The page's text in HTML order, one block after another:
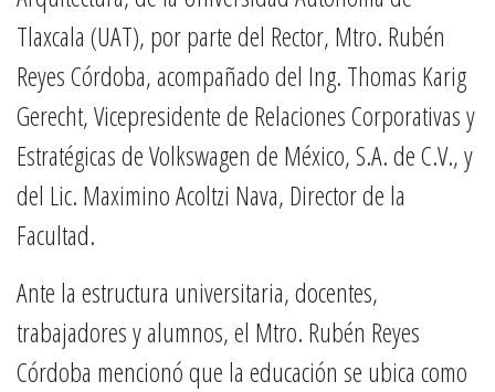
Tlaxcala (UAT), por parte del Rector, Mtro. Rubén
Reyes Córdoba, acompañado del Ing. Thomas Karig
Gerecht, Vicepresidente de Relaciones Corporativas y
Estratégicas de Volkswagen de México, S.A. de C.V., y
del Lic. Maximino Acoltzi Nava, Director de la
Facultad.
Ante la estructura universitaria, docentes,
trabajadores y alumnos, el Mtro. Rubén Reyes
Córdoba mencionó que la educación se ubica como